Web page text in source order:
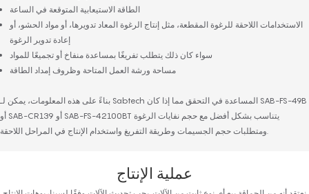
الطاقة الاستيعابية المتوقعة في الساعة
الاستخدامات اللاحقة للرغوة المقطعة، مثل إنتاج الرغوة المعاد تدويرها، أو مواد الحشو، أو
إعادة تدوير الرغوة
سواء كان ذلك يتطلب تفريغًا بمساعدة منفاخ أو تجميعًا للمواد
مساحة ورشة العمل المتاحة وظروف إمداد الطاقة
بناءً على هذه المعلومات، يمكن لـ Sabtech المساعدة في التحقق مما إذا كان SAB-FS-49B
أو SAB-CR139 أو SAB-FS-42100BT يتناسب بشكل أفضل مع حجم نفايات الرغوة
عملية الإنتاج